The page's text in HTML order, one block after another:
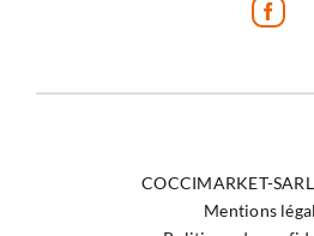
COCCIMARKET-
Mentions